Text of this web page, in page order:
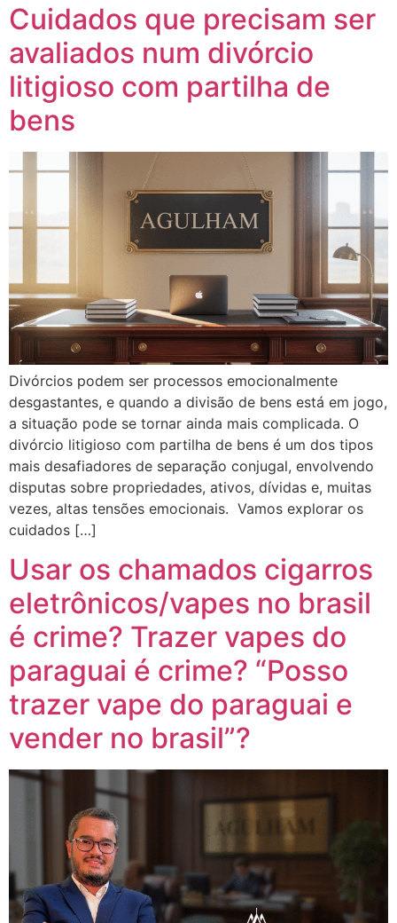
Cuidados que precisam ser
avaliados num divórcio
litigioso com partilha de
bens
Divórcios podem ser processos emocionalmente
desgastantes, e quando a divisão de bens está em jogo,
a situação pode se tornar ainda mais complicada. O
divórcio litigioso com partilha de bens é um dos tipos
mais desafiadores de separação conjugal, envolvendo
disputas sobre propriedades, ativos, dívidas e, muitas
vezes, altas tensões emocionais. Vamos explorar os
cuidados […]
Usar os chamados cigarros
eletrônicos/vapes no brasil
é crime? Trazer vapes do
paraguai é crime? “Posso
trazer vape do paraguai e
vender no brasil”?